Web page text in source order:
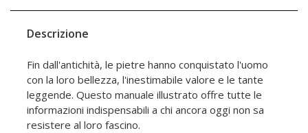
Descrizione
Fin dall'antichità, le pietre hanno conquistato l'uomo
con la loro bellezza, l'inestimabile valore e le tante
leggende. Questo manuale illustrato offre tutte le
informazioni indispensabili a chi ancora oggi non sa
resistere al loro fascino.